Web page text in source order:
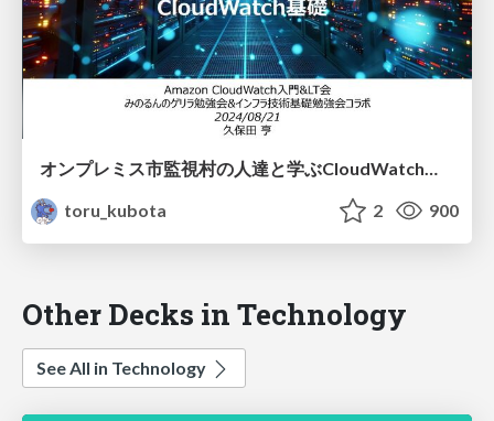
オンプレミス市監視村の人達と学ぶCloudWatch基礎
toru_kubota
2 900
Other Decks in Technology
See All in Technology